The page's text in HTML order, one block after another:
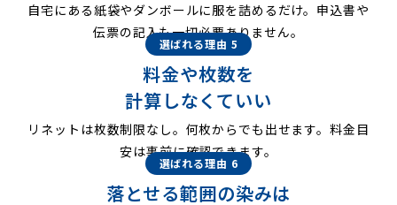
自宅にある紙袋やダンボールに服を詰めるだけ。申込書や
伝票の記入も一切必要ありません。
選ばれる理由 5
料金や枚数を
計算しなくていい
リネットは枚数制限なし。何枚からでも出せます。料金目
安は事前に確認できます。
選ばれる理由 6
落とせる範囲の染みは